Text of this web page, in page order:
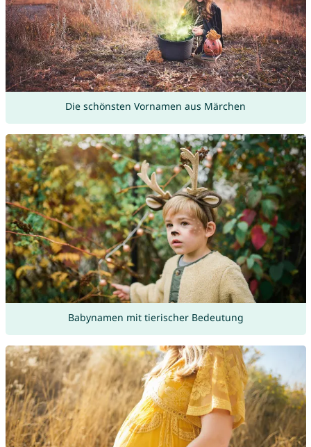
Die schönsten Vornamen aus Märchen
Babynamen mit tierischer Bedeutung